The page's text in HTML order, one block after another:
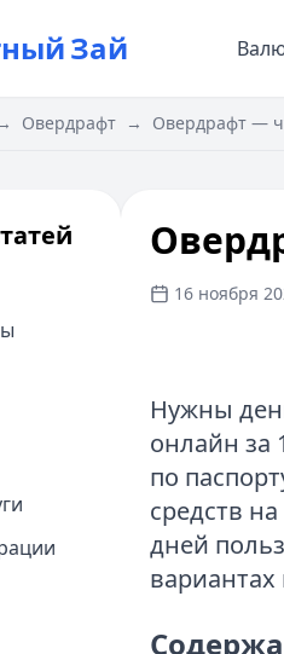
Зай
→ Овердрафт → Овердрафт —
16 ноября
Нужны
онлайн за
по
средств
дней